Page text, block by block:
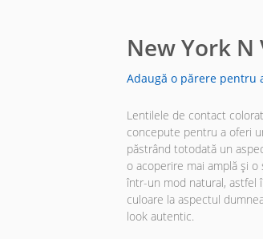
New York N
Adaugă o părere pentru
Lentilele de contact
concepute pentru a oferi
păstrând totodată un
o acoperire mai amplă și
într-un mod natural, astfel
culoare la aspectul
look autentic.